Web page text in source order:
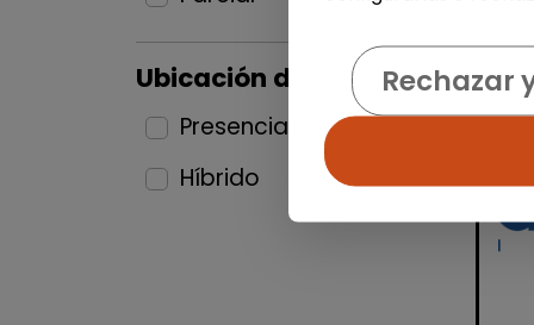
Ubicación del puesto
Presencial
13
Híbrido
5
Rechazar